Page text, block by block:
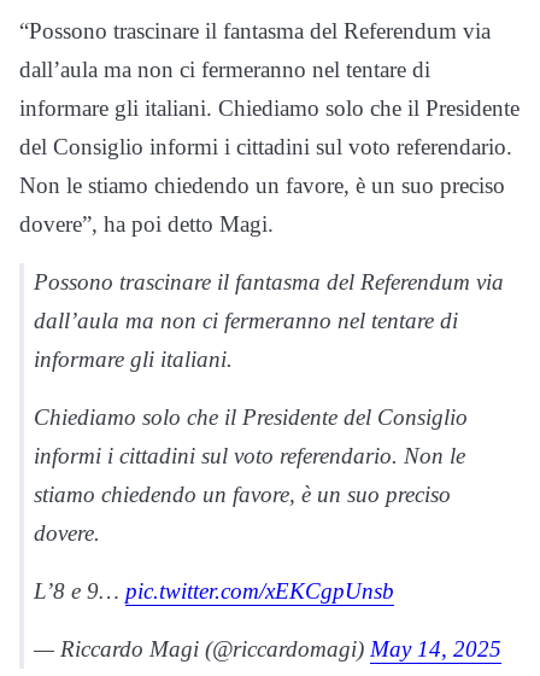
“Possono trascinare il fantasma del Referendum via
dall’aula ma non ci fermeranno nel tentare di
informare gli italiani. Chiediamo solo che il Presidente
del Consiglio informi i cittadini sul voto referendario.
Non le stiamo chiedendo un favore, è un suo preciso
dovere”, ha poi detto Magi.
Possono trascinare il fantasma del Referendum via
dall’aula ma non ci fermeranno nel tentare di
informare gli italiani.
Chiediamo solo che il Presidente del Consiglio
informi i cittadini sul voto referendario. Non le
stiamo chiedendo un favore, è un suo preciso
dovere.
L’8 e 9… pic.twitter.com/xEKCgpUnsb
— Riccardo Magi (@riccardomagi) May 14, 2025